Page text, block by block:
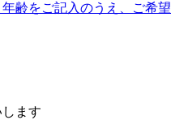
齢をご記入のうえ、ご希望
ます